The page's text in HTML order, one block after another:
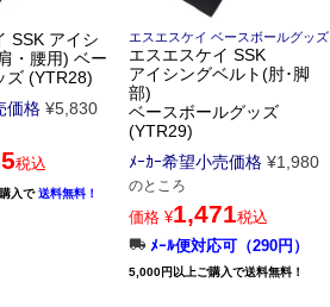
SSK アイシ
・腰用) ベー
ズ (YTR28)
価格 ¥5,830
税込
入で送料無料！
エスエスケイ ベースボールグッズ
エスエスケイ SSK
アイシングベルト(肘･脚
部)
ベースボールグッズ
(YTR29)
ﾒｰｶｰ希望小売価格 ¥1,980
のところ
価格 ¥1,471税込
ﾒｰﾙ便対応可（290円）
5,000円以上ご購入で送料無料！